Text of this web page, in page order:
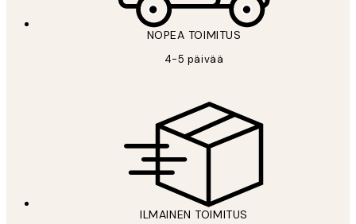
NOPEA TOIMITUS
4-5 päivää
ILMAINEN TOIMITUS